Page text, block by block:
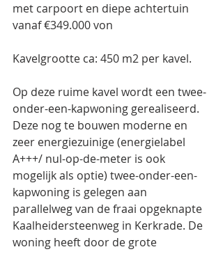
met carpoort en diepe achtertuin
vanaf €349.000 von
Kavelgrootte ca: 450 m2 per kavel.
Op deze ruime kavel wordt een twee-
onder-een-kapwoning gerealiseerd.
Deze nog te bouwen moderne en
zeer energiezuinige (energielabel
A+++/ nul-op-de-meter is ook
mogelijk als optie) twee-onder-een-
kapwoning is gelegen aan
parallelweg van de fraai opgeknapte
Kaalheidersteenweg in Kerkrade. De
woning heeft door de grote